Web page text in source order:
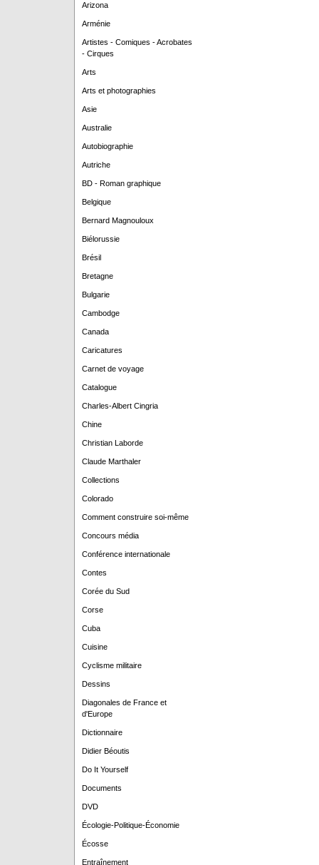
Arizona
Arménie
Artistes - Comiques - Acrobates
- Cirques
Arts
Arts et photographies
Asie
Australie
Autobiographie
Autriche
BD - Roman graphique
Belgique
Bernard Magnouloux
Biélorussie
Brésil
Bretagne
Bulgarie
Cambodge
Canada
Caricatures
Carnet de voyage
Catalogue
Charles-Albert Cingria
Chine
Christian Laborde
Claude Marthaler
Collections
Colorado
Comment construire soi-même
Concours média
Conférence internationale
Contes
Corée du Sud
Corse
Cuba
Cuisine
Cyclisme militaire
Dessins
Diagonales de France et
d'Europe
Dictionnaire
Didier Béoutis
Do It Yourself
Documents
DVD
Écologie-Politique-Économie
Écosse
Entraînement